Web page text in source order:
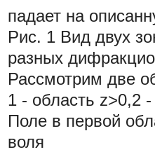
падает на
Рис. 1 Вид двух
разных
Рассмотрим две
1 - область z>0,2
Поле в первой
воля